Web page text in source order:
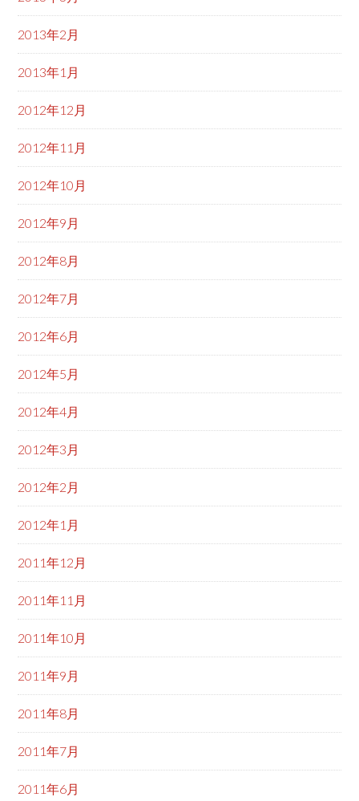
2013年2月
2013年1月
2012年12月
2012年11月
2012年10月
2012年9月
2012年8月
2012年7月
2012年6月
2012年5月
2012年4月
2012年3月
2012年2月
2012年1月
2011年12月
2011年11月
2011年10月
2011年9月
2011年8月
2011年7月
2011年6月